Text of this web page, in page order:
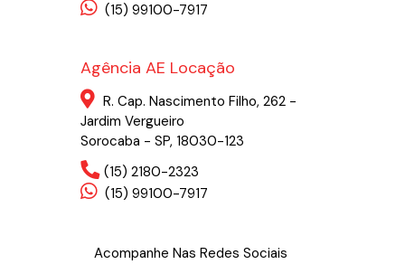
(15) 99100-7917
Agência AE Locação
R. Cap. Nascimento Filho, 262 -
Jardim Vergueiro
Sorocaba - SP, 18030-123
(15) 2180-2323
(15) 99100-7917
Acompanhe Nas Redes Sociais